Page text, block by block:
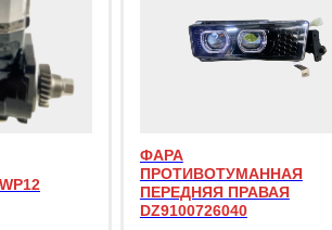
ФАРА
ПРОТИВОТУМАННАЯ
ПЕРЕДНЯЯ ПРАВАЯ
DZ9100726040